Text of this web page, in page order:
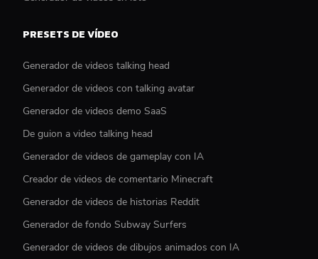
PRESETS DE VÍDEO
Generador de videos talking head
Generador de videos con talking avatar
Generador de videos demo SaaS
De guion a video talking head
Generador de videos de gameplay con IA
Creador de videos de comentario Minecraft
Generador de videos de historias Reddit
Generador de fondo Subway Surfers
Generador de videos de dibujos animados con IA